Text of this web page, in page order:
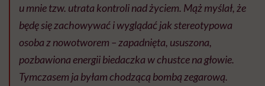
u mnie tzw. utrata kontroli nad życiem. Mąż myślał, że
będę się zachowywać i wyglądać jak stereotypowa
osoba z nowotworem – zapadnięta, ususzona,
pozbawiona energii biedaczka w chustce na głowie.
Tymczasem ja byłam chodzącą bombą zegarową.